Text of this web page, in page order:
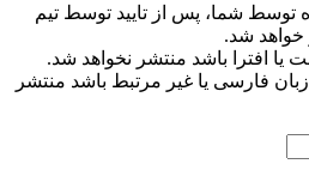
توسط شما، پس از تایید توسط تیم
شد.
یا افترا باشد منتشر نخواهد شد.
زبان فارسی یا غیر مرتبط باشد منتشر